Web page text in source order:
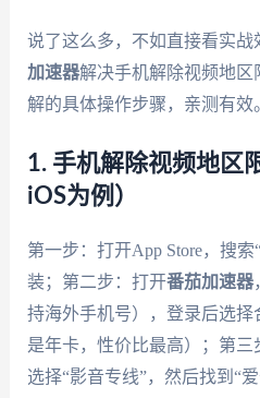
说了这么多，不如直接看实战
加速器解决手机解除视频地区
解的具体操作步骤，亲测有效
1. 手机解除视频地区
iOS为例）
第一步：打开App Store，搜索
装；第二步：打开番茄加速器
持海外手机号），登录后选
是年卡，性价比最高）；第三
选择“影音专线”，然后找到“